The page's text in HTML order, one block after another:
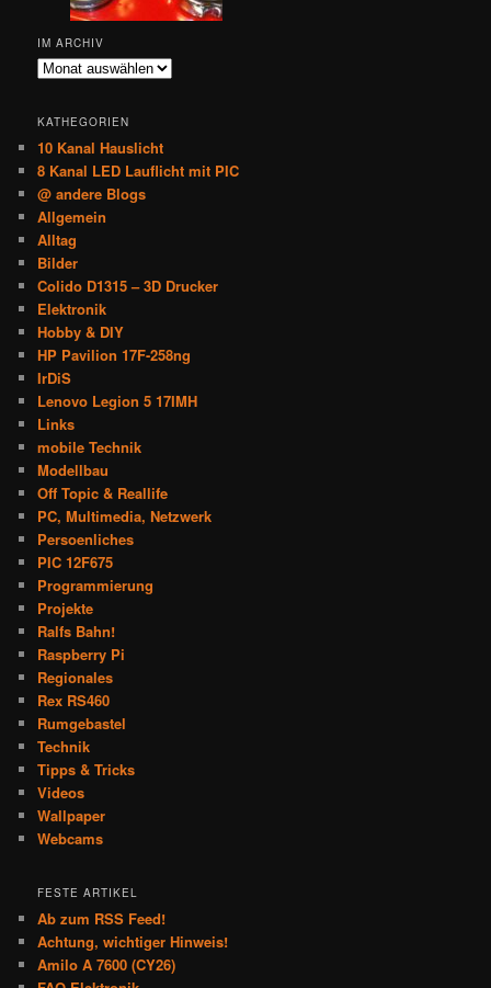
IM ARCHIV
Im
KATHEGORIEN
10 Kanal Hauslicht
8 Kanal LED Lauflicht mit PIC
@ andere Blogs
Allgemein
Alltag
Bilder
Colido D1315 – 3D Drucker
Elektronik
Hobby & DIY
HP Pavilion 17F-258ng
IrDiS
Lenovo Legion 5 17IMH
Links
mobile Technik
Modellbau
Off Topic & Reallife
PC, Multimedia, Netzwerk
Persoenliches
PIC 12F675
Programmierung
Projekte
Ralfs Bahn!
Raspberry Pi
Regionales
Rex RS460
Rumgebastel
Technik
Tipps & Tricks
Videos
Wallpaper
Webcams
FESTE ARTIKEL
Ab zum RSS Feed!
Achtung, wichtiger Hinweis!
Amilo A 7600 (CY26)